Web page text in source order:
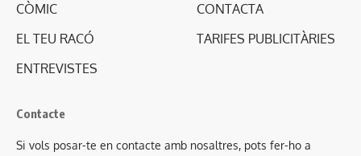
CÒMIC
EL TEU RACÓ
ENTREVISTES
CONTACTA
TARIFES PUBLICITÀRIES
Contacte
Si vols posar-te en contacte amb nosaltres, pots fer-ho a